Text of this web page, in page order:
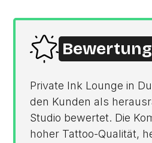
Private Ink Lounge in
den Kunden als
Studio bewertet. Die
hoher Tattoo-Qualität,